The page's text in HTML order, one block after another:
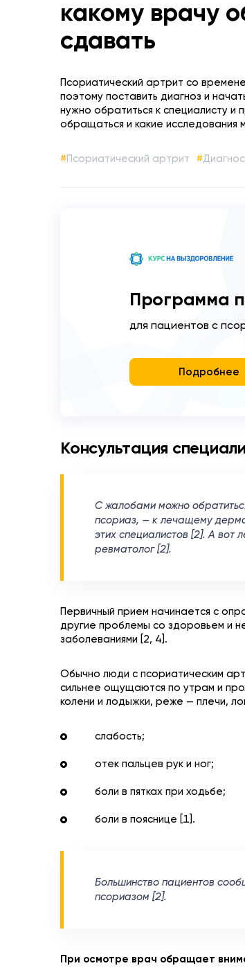
какому врачу
сдавать
Псориатический артрит со
поэтому поставить диагноз и
нужно обратиться к специалисту и
обращаться и какие исследования
Псориатический артрит
Программа
для пациентов с
Подробнее
Консультация
С жалобами можно
псориаз, — к лечащему
этих специалистов [2]. А вот
ревматолог [2].
Первичный прием начинается с
другие проблемы со здоровьем и
заболеваниями [2, 4].
Обычно люди с псориатическим
сильнее ощущаются по утрам и
колени и лодыжки, реже — плечи,
слабость;
отек пальцев рук и ног;
боли в пятках при ходьбе;
боли в пояснице [1].
Большинство пациентов
псориазом [2].
При осмотре врач обращает